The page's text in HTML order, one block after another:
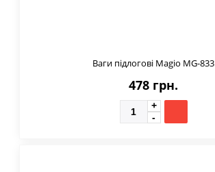
Ваги підлогові Magio MG-833
478 грн.